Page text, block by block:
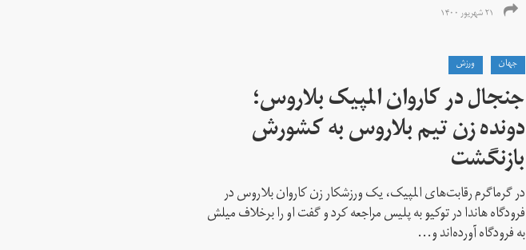
۲۱ شهریور ۱۴۰۰
جهان ورزش
جنجال در کاروان المپیک بلاروس؛
دونده زن تیم بلاروس به کشورش
بازنگشت
در گرماگرم رقابت‌های المپیک، یک ورزشکار زن کاروان بلاروس در
فرودگاه هاندا در توکیو به پلیس مراجعه کرد و گفت او را برخلاف میلش
به فرودگاه آورده‌اند و...